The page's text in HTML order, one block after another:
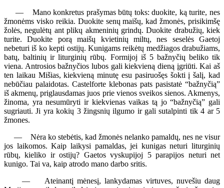
— Mano konkretus prašymas būtų toks: duokite, ką turite, nes
žmonėms visko reikia. Duokite senų maišų, kad žmonės, prisikimšę
žolės, negulėtų ant plikų akmeninių grindų. Duokite drabužių, kiek
turite. Duokite porą maišų kvietinių miltų, nes seselės Gaetoj
nebeturi iš ko kepti ostijų. Kunigams reikėtų medžiagos drabužiams,
batų, baltinių ir liturginių rūbų. Formijoj iš 5 bažnyčių beliko tik
viena. Antrosios bažnyčios lubos gali kiekvieną dieną įgriūti. Kai aš
ten laikau Mišias, kiekvieną minutę esu pasiruošęs šokti į šalį, kad
nebūčiau palaidotas. Castelforte klebonas pats pasistatė “bažnyčią”
iš akmenų, priglausdamas juos prie vienos sveikos sienos. Akmenys,
žinoma, yra nesumūryti ir kiekvienas vaikas tą jo “bažnyčią” gali
sugriauti. Ji yra kokių 3 žingsnių ilgumo ir gali sutalpinti tik 4 ar 5
žmones.
— Nėra ko stebėtis, kad žmonės nelanko pamaldų, nes ne visur
jos laikomos. Kaip laikysi pamaldas, jei kunigas neturi liturginių
rūbų, kieliko ir ostijų? Gaetos vyskupijoj 5 parapijos neturi net
kunigo. Tai va, kaip atrodo mano darbo sritis.
— Ateinantį mėnesį, lankydamas virtuves, nuvešiu daug